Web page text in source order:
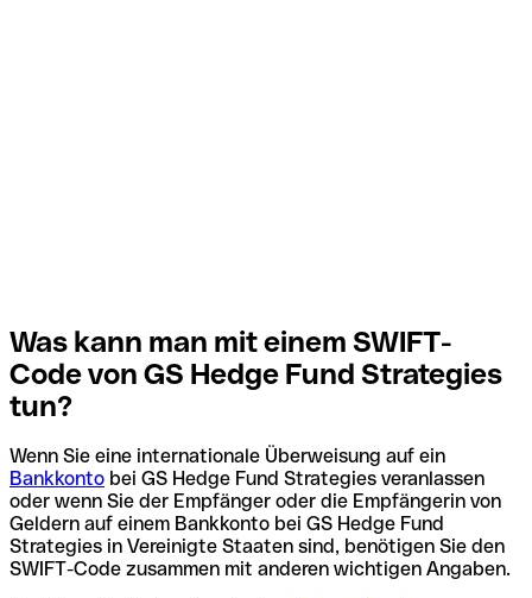
Was kann man mit einem SWIFT-
Code von GS Hedge Fund Strategies
tun?
Wenn Sie eine internationale Überweisung auf ein
Bankkonto bei GS Hedge Fund Strategies veranlassen
oder wenn Sie der Empfänger oder die Empfängerin von
Geldern auf einem Bankkonto bei GS Hedge Fund
Strategies in Vereinigte Staaten sind, benötigen Sie den
SWIFT-Code zusammen mit anderen wichtigen Angaben.